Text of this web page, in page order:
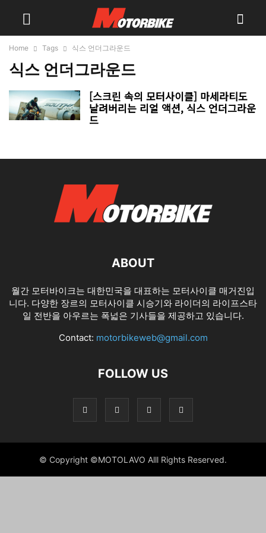
Home Tags 식스 언더그라운드
식스 언더그라운드
[스크린 속의 모터사이클] 마세라티도
날려버리는 리얼 액션, 식스 언더그라운
드
ABOUT
월간 모터바이크는 대한민국을 대표하는 모터사이클 매거진입
니다. 다양한 장르의 모터사이클 시승기와 라이더의 라이프스타
일 전반을 아우르는 폭넓은 기사들을 제공하고 있습니다.
Contact: motorbikeweb@gmail.com
FOLLOW US
© Copyright ©MOTOLAVO Alll Rights Reserved.